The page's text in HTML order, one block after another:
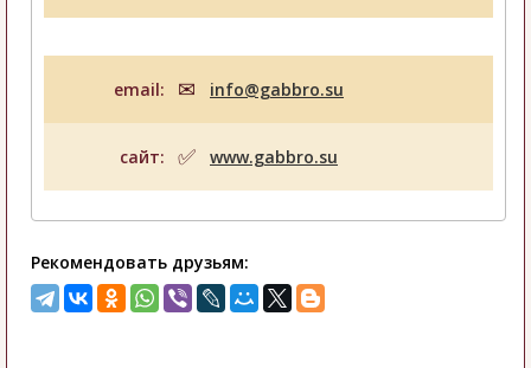
email: info@gabbro.su
сайт: www.gabbro.su
Рекомендовать друзьям: